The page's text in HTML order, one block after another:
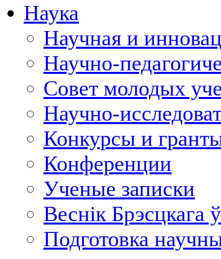
Наука
Научная и
Научно-
Совет молодых
Научно-
Конкурсы и
Конференции
Ученые записки
Веснік Брэсцкага
Подготовка